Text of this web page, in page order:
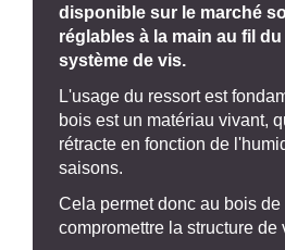
disponible sur le marché
réglables à la main au fil
système de vis.
L'usage du ressort est
bois est un matériau vivant,
rétracte en fonction de
saisons.
Cela permet donc au bois
compromettre la structure de